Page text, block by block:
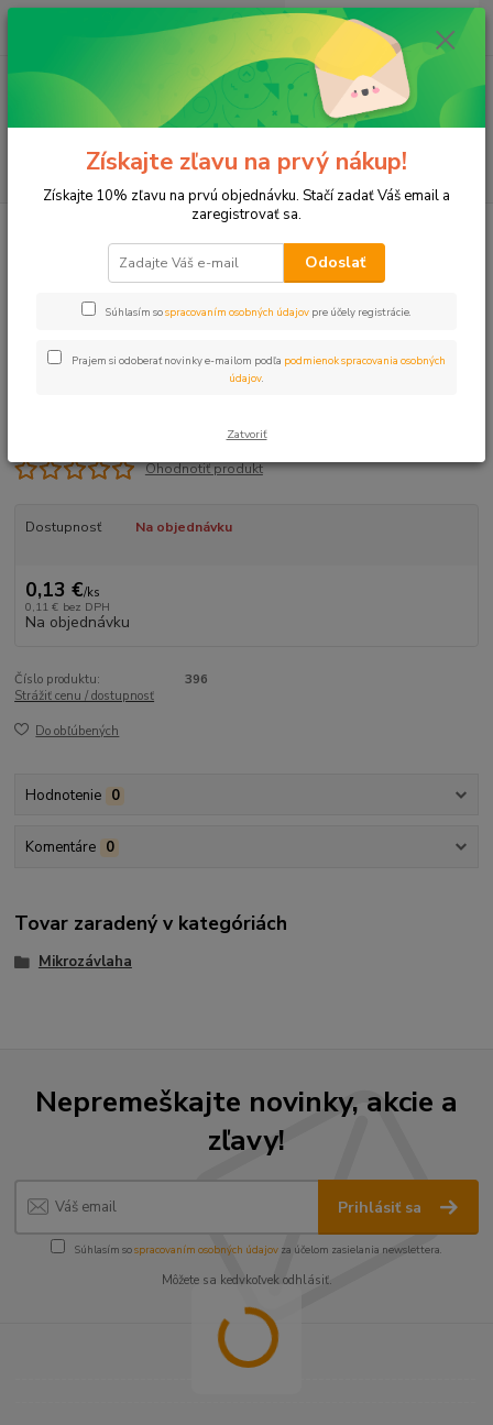
Menu
(Po-Pia, 8-17 hod.)
ks
za0 €
Mikro sprej 180 ° klobúčik
Mikro sprej 180 ° klobúčik
Ohodnotiť produkt
Dostupnosť Na objednávku
0,13 €/ks
0,11 € bez DPH
Na objednávku
Číslo produktu:
396
Strážiť cenu / dostupnosť
Do obľúbených
Hodnotenie 0
Komentáre 0
Tovar zaradený v kategóriách
Mikrozávlaha
Nepremeškajte novinky, akcie a
zľavy!
Prihlásiť sa
Súhlasím sospracovaním osobných údajov za účelom zasielania newslettera.
Môžete sa kedykoľvek odhlásiť.
Získajte zľavu na prvý nákup!
Získajte 10% zľavu na prvú objednávku. Stačí zadať Váš email a
zaregistrovať sa.
Odoslať
Súhlasím sospracovaním osobných údajov pre účely registrácie.
Prajem si odoberať novinky e-mailom podľa podmienok spracovania osobných
údajov
Zatvoriť